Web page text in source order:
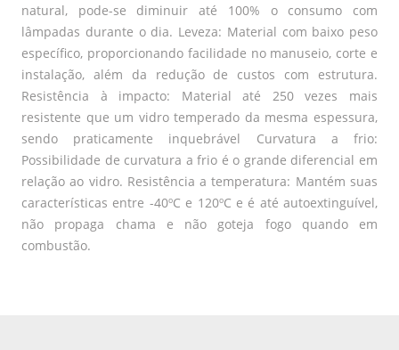
natural, pode-se diminuir até 100% o consumo com
lâmpadas durante o dia. Leveza: Material com baixo peso
específico, proporcionando facilidade no manuseio, corte e
instalação, além da redução de custos com estrutura.
Resistência à impacto: Material até 250 vezes mais
resistente que um vidro temperado da mesma espessura,
sendo praticamente inquebrável Curvatura a frio:
Possibilidade de curvatura a frio é o grande diferencial em
relação ao vidro. Resistência a temperatura: Mantém suas
características entre -40ºC e 120ºC e é até autoextinguível,
não propaga chama e não goteja fogo quando em
combustão.